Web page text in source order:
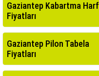
Gaziantep Kabartma Harf
Fiyatları
Gaziantep Pilon Tabela
Fiyatları